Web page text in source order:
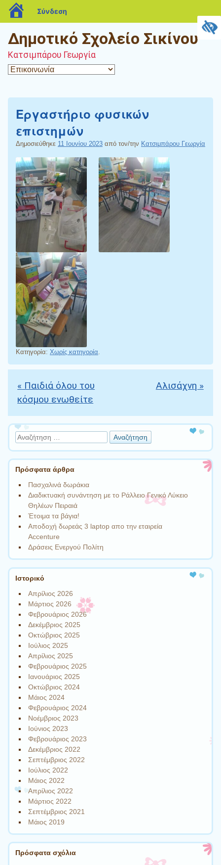
Δημοτικό Σχολείο Σικίνου
Κατσιμπάρου Γεωργία
Εργαστήριο φυσικών
επιστημών
Δημοσιεύθηκε 11 Ιουνίου 2023 από τον/την Κατσιμπάρου Γεωργία
Κατηγορία: Χωρίς κατηγορία.
Πλοήγηση άρθρων
« Παιδιά όλου του
κόσμου ενωθείτε
Αλισάχνη »
Αναζήτηση
Πρόσφατα άρθρα
Πασχαλινά δωράκια
Διαδικτυακή συνάντηση με το Ράλλειο Γενικό Λύκειο
Θηλέων Πειραιά
Έτοιμα τα βάγια!
Αποδοχή δωρεάς 3 laptop απο την εταιρεία
Accenture
Δράσεις Ενεργού Πολίτη
Ιστορικό
Απρίλιος 2026
Μάρτιος 2026
Φεβρουάριος 2026
Δεκέμβριος 2025
Οκτώβριος 2025
Ιούλιος 2025
Απρίλιος 2025
Φεβρουάριος 2025
Ιανουάριος 2025
Οκτώβριος 2024
Μάιος 2024
Φεβρουάριος 2024
Νοέμβριος 2023
Ιούνιος 2023
Φεβρουάριος 2023
Δεκέμβριος 2022
Σεπτέμβριος 2022
Ιούλιος 2022
Μάιος 2022
Απρίλιος 2022
Μάρτιος 2022
Σεπτέμβριος 2021
Μάιος 2019
Πρόσφατα σχόλια
blogs.sch.gr
Σύνδεση